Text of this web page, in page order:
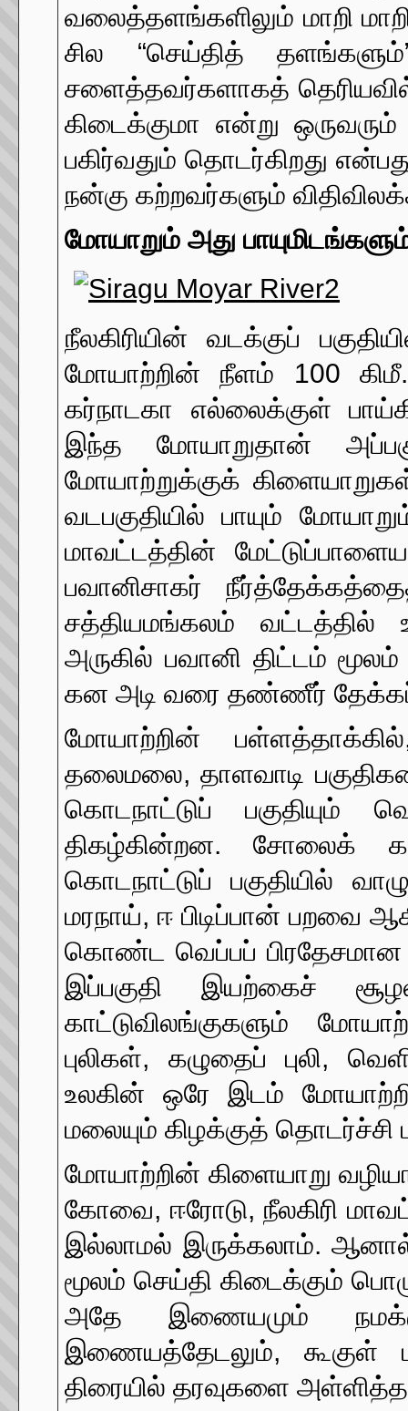
வலைத்தளங்களிலும் மாறி
சில “செய்தித்
சளைத்தவர்களாகத்
கிடைக்குமா என்று
பகிர்வதும் தொடர்கிறது
நன்கு கற்றவர்களும்
மோயாறும் அது
நீலகிரியின் வடக்குப்
மோயாற்றின் நீளம் 100
கர்நாடகா எல்லைக்குள்
இந்த மோயாறுதான்
மோயாற்றுக்குக்
வடபகுதியில் பாயும்
மாவட்டத்தின்
பவானிசாகர்
சத்தியமங்கலம் வட்டத்தில்
அருகில் பவானி திட்டம்
கன அடி வரை தண்ணீர்
மோயாற்றின்
தலைமலை, தாளவாடி
கொடநாட்டுப் பகுதியும்
திகழ்கின்றன. சோலைக்
கொடநாட்டுப் பகுதியில்
மரநாய், ஈ பிடிப்பான் பறவை
கொண்ட வெப்பப் பிரதேசமான
இப்பகுதி இயற்கைச்
காட்டுவிலங்குகளும்
புலிகள், கழுதைப் புலி,
உலகின் ஒரே இடம்
மலையும் கிழக்குத் தொடர்ச்சி
மோயாற்றின் கிளையாறு
கோவை, ஈரோடு, நீலகிரி
இல்லாமல் இருக்கலாம்.
மூலம் செய்தி கிடைக்கும்
அதே இணையமும்
இணையத்தேடலும், கூகுள்
திரையில் தரவுகளை